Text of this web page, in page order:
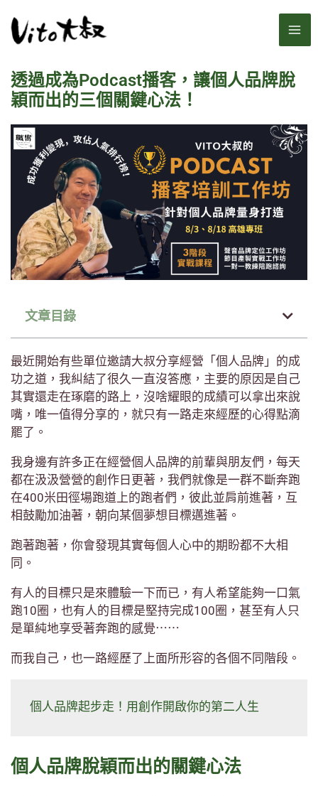
至
內透過成為Podcast播客，讓個人品牌脫
穎而出的三個關鍵心法！
文章目錄
最近開始有些單位邀請大叔分享經營「個人品牌」的成
功之道，我糾結了很久一直沒答應，主要的原因是自己
其實還走在琢磨的路上，沒啥耀眼的成績可以拿出來說
嘴，唯一值得分享的，就只有一路走來經歷的心得點滴
罷了。
我身邊有許多正在經營個人品牌的前輩與朋友們，每天
都在汲汲營營的創作日更著，我們就像是一群不斷奔跑
在400米田徑場跑道上的跑者們，彼此並肩前進著，互
相鼓勵加油著，朝向某個夢想目標邁進著。
跑著跑著，你會發現其實每個人心中的期盼都不大相
同。
有人的目標只是來體驗一下而已，有人希望能夠一口氣
跑10圈，也有人的目標是堅持完成100圈，甚至有人只
是單純地享受著奔跑的感覺⋯⋯
而我自己，也一路經歷了上面所形容的各個不同階段。
個人品牌起步走！用創作開啟你的第二人生
個人品牌脫穎而出的關鍵心法